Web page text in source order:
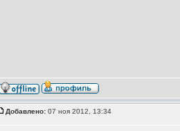
Добавлено:07 ноя 2012, 13:34